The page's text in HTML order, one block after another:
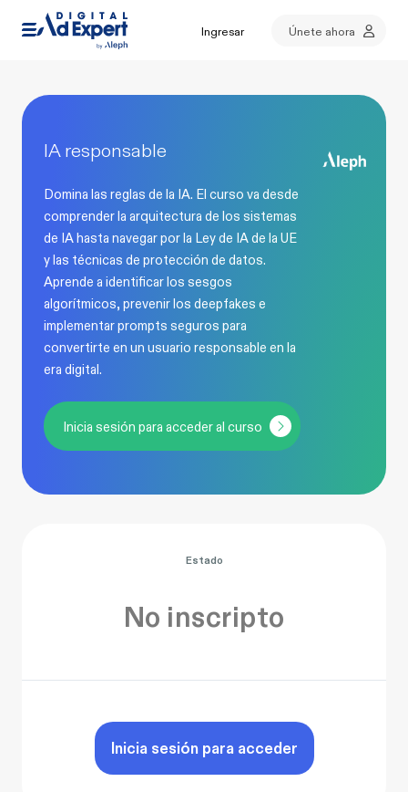
Ingresar Únete ahora
IA responsable
Domina las reglas de la IA. El curso va desde
comprender la arquitectura de los sistemas
de IA hasta navegar por la Ley de IA de la UE
y las técnicas de protección de datos.
Aprende a identificar los sesgos
algorítmicos, prevenir los deepfakes e
implementar prompts seguros para
convertirte en un usuario responsable en la
era digital.
Inicia sesión para acceder al curso
Estado
No inscripto
Inicia sesión para acceder